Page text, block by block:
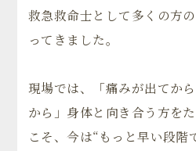
救急救命士として多くの方
ってきました。
現場では、「痛みが出てか
から」身体と向き合う方を
こそ、今は“もっと早い段階